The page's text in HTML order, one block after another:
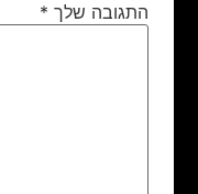
התגובה שלך *